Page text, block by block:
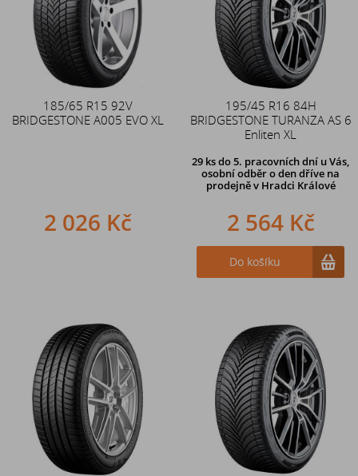
185/65 R15 92V
BRIDGESTONE A005 EVO XL
2 026 Kč
195/45 R16 84H
BRIDGESTONE TURANZA AS 6
Enliten XL
29 ksdo 5. pracovních dní u Vás,
osobní odběr o den dříve na
prodejněv Hradci Králové
2 564 Kč
Do košíku